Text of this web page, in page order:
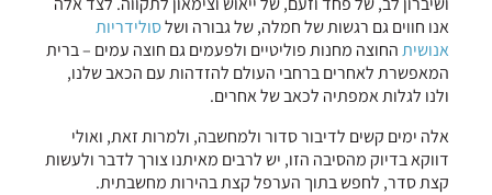
אנו חווים גם רגשות של חמלה, של גבורה ושלסולידריות
אנושיתהחוצה מחנות פוליטיים ולפעמים גם חוצה עמים – ברית
המאפשרת לאחרים ברחבי העולם להזדהות עם הכאב שלנו,
ולנו לגלות אמפתיה לכאב של אחרים.
אלה ימים קשים לדיבור סדור ולמחשבה, ולמרות זאת, ואולי
דווקא בדיוק מהסיבה הזו, יש לרבים מאיתנו צורך לדבר ולעשות
קצת סדר, לחפש בתוך הערפל קצת בהירות מחשבתית.